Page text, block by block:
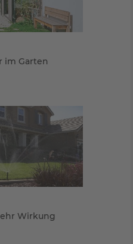
im Garten
Wirkung